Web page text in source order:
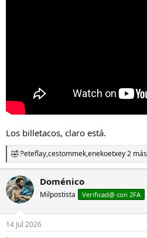
Los billetacos, claro está.
R
e
a
c
c
i
o
n
e
Peteflay,cestommek,enekoetxey 2 más
Doménico
Milpostista Verificad@ con 2FA
14 Jul 2026